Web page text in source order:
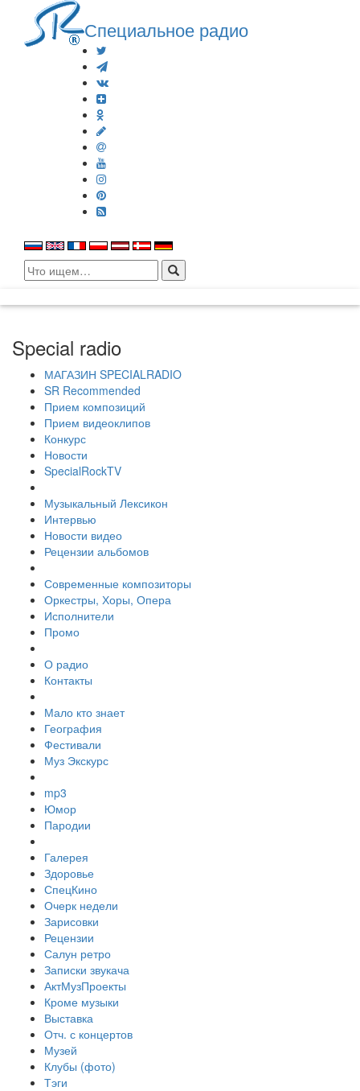
Специальное радио
Search
for:
Special radio
МАГАЗИН SPECIALRADIO
SR Recommended
Прием композиций
Прием видеоклипов
Конкурс
Новости
SpecialRockTV
Музыкальный Лексикон
Интервью
Новости видео
Рецензии альбомов
Современные композиторы
Оркестры, Хоры, Опера
Исполнители
Промо
О радио
Контакты
Мало кто знает
География
Фестивали
Муз Экскурс
mp3
Юмор
Пародии
Галерея
Здоровье
СпецКино
Очерк недели
Зарисовки
Рецензии
Салун ретро
Записки звукача
АктМузПроекты
Кроме музыки
Выставка
Отч. с концертов
Музей
Клубы (фото)
Тэги